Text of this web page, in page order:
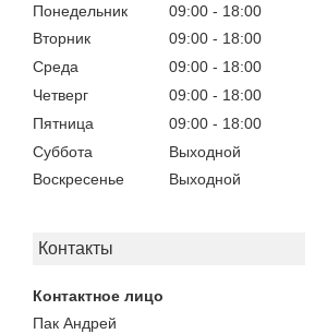
Понедельник 09:00
18:00
Вторник
09:00
18:00
Среда
09:00
18:00
Четверг
09:00
18:00
Пятница
09:00
18:00
Суббота
Выходной
Воскресенье
Выходной
Контакты
Пак Андрей